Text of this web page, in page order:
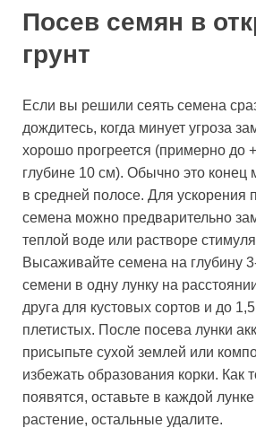
Посев семян в
грунт
Если вы решили сеять семена
дождитесь, когда минует угроза
хорошо прогреется (примерно до
глубине 10 см). Обычно это конец
в средней полосе. Для ускорения
семена можно предварительно
теплой воде или растворе
Высаживайте семена на глубину
семени в одну лунку на
друга для кустовых сортов и до
плетистых. После посева лунки
присыпьте сухой землей или
избежать образования корки. Как
появятся, оставьте в каждой
растение, остальные удалите.